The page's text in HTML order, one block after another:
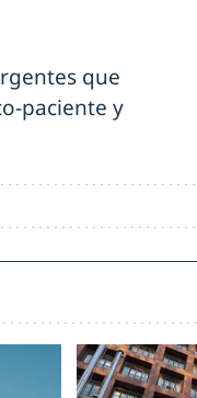
que
paciente y